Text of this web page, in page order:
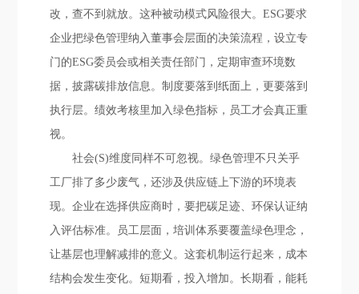
改，查不到就放。这种被动模式风险很大。ESG要求
企业把绿色管理纳入董事会层面的决策流程，设立专
门的ESG委员会或相关责任部门，定期审查环境数
据，披露碳排放信息。制度要落到纸面上，更要落到
执行层。绩效考核里加入绿色指标，员工才会真正重
视。
社会(S)维度同样不可忽视。绿色管理不只关乎
工厂排了多少废气，还涉及供应链上下游的环境表
现。企业在选择供应商时，要把碳足迹、环保认证纳
入评估标准。员工层面，培训体系要覆盖绿色理念，
让基层也理解减排的意义。这套机制运行起来，成本
结构会发生变化。短期看，投入增加。长期看，能耗